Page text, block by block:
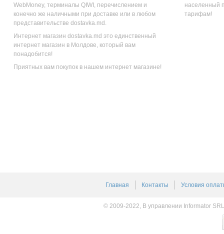
WebMoney, терминалы QIWI, перечислением и
конечно же наличными при доставке или в любом
представительстве dostavka.md.
Интернет магазин dostavka.md это единственный
интернет магазин в Молдове, который вам
понадобится!
Приятных вам покупок в нашем интернет магазине!
населенный
тарифам!
Главная Контакты Условия
© 2009-2022, В управлении Informator SRL